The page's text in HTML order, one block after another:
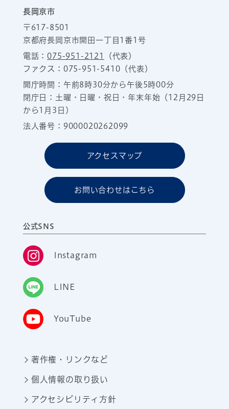
長岡京市
〒617-8501
京都府長岡京市開田一丁目1番1号
電話：075-951-2121
（代表）
ファクス：075-951-5410（代表）
開庁時間：午前8時30分から午後5時00分
閉庁日：土曜・日曜・祝日・年末年始（12月29日
から1月3日）
法人番号：9000020262099
アクセスマップ
お問い合わせはこちら
公式SNS
Instagram
LINE
YouTube
著作権・リンクなど
個人情報の取り扱い
アクセシビリティ方針